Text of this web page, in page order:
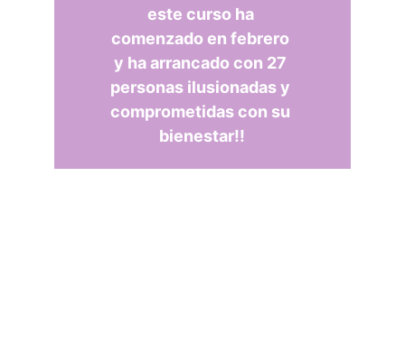
este curso ha
comenzado en febrero
y ha arrancado con 27
personas ilusionadas y
comprometidas con su
bienestar!!